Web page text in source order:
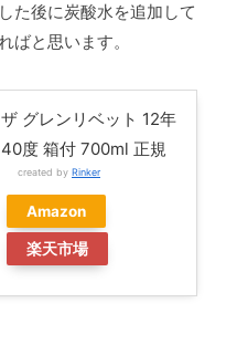
た後に炭酸水を追加して
ばと思います。
ザ グレンリベット 12年
40度 箱付 700ml 正規
created by Rinker
Amazon
楽天市場